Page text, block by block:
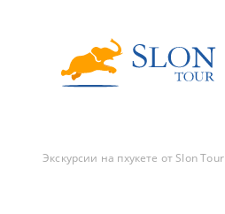
Экскурсии на пхукете от Slon Tour